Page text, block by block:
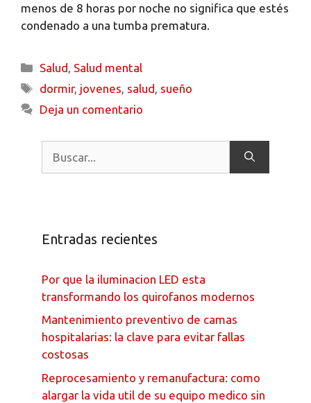
menos de 8 horas por noche no significa que estés
condenado a una tumba prematura.
Salud, Salud mental
dormir, jovenes, salud, sueño
Deja un comentario
Entradas recientes
Por que la iluminacion LED esta
transformando los quirofanos modernos
Mantenimiento preventivo de camas
hospitalarias: la clave para evitar fallas
costosas
Reprocesamiento y remanufactura: como
alargar la vida util de su equipo medico sin